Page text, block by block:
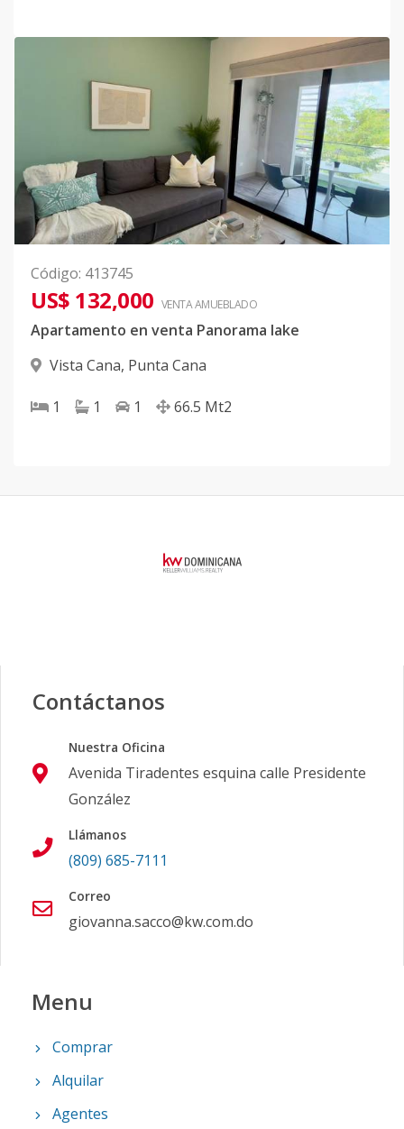
Código: 413745
US$ 132,000 VENTA AMUEBLADO
Apartamento en venta Panorama lake
Vista Cana, Punta Cana
1 1 1 66.5 Mt2
Contáctanos
Nuestra Oficina
Avenida Tiradentes esquina calle Presidente
González
Llámanos
(809) 685-7111
Correo
giovanna.sacco@kw.com.do
Menu
Comprar
Alquilar
Agentes